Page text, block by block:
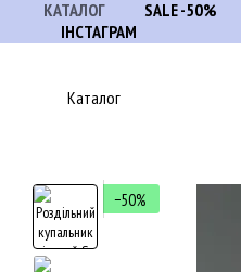
Перейти до основного контенту
КАТАЛОГ SALE -50%
ІНСТАГРАМ
Каталог
−50%